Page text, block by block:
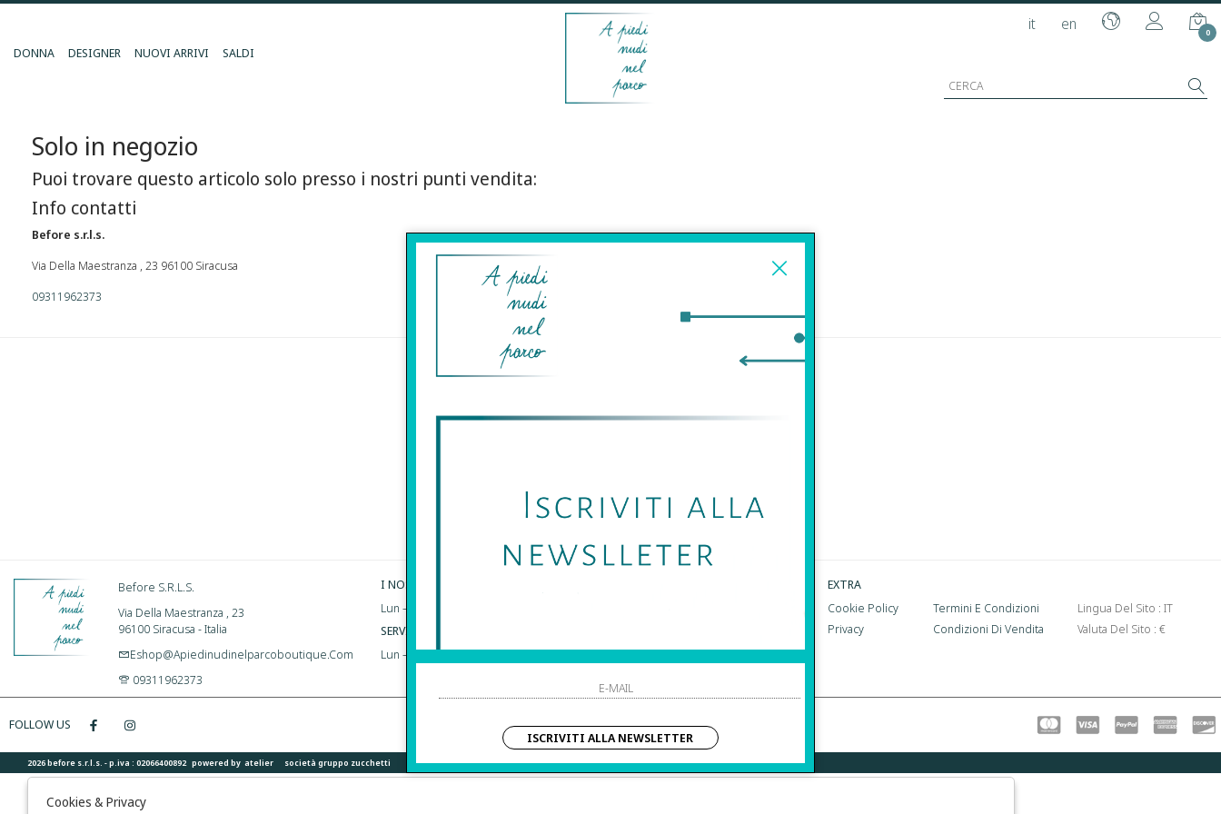
it en 0
DONNA DESIGNER NUOVI ARRIVI SALDI
Solo in negozio
Puoi trovare questo articolo solo presso i nostri punti vendita:
Info contatti
Before s.r.l.s.
Via Della Maestranza , 23 96100 Siracusa
09311962373
ISCRIVITI ALLA
NEWSLETTER
HO LETTO ED ACCETTATO LE CONDIZIONI SULLA PRIVACY.
Before S.r.l.s.
Via Della Maestranza , 23
96100 Siracusa - Italia
Eshop@apiedinudinelparcoboutique.com
09311962373
I NOSTRI ORARI:
Lun – Sab | 10:00 – 20:00
SERVIZIO CLIENTI:
Lun – Dom | 10:00 – 20:00
Pagamenti
EXTRA
Cookie Policy
Privacy
Termini E Condizioni
Condizioni Di Vendita
Lingua Del Sito : IT
Valuta Del Sito : €
FOLLOW US
2026 before s.r.l.s. - p.iva : 02066400892 powered by atelier società gruppo zucchetti
ISCRIVITI ALLA NEWSLETTER
Cookies & Privacy